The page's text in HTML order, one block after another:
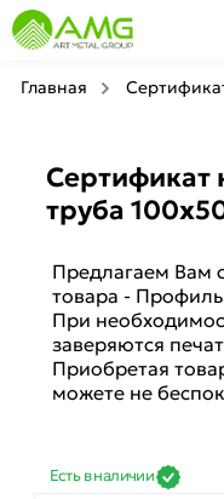
Главная
Сертификат
труба
Предлагаем Вам
товара -
При
заверяются
Приобретая
можете не
Есть в наличии